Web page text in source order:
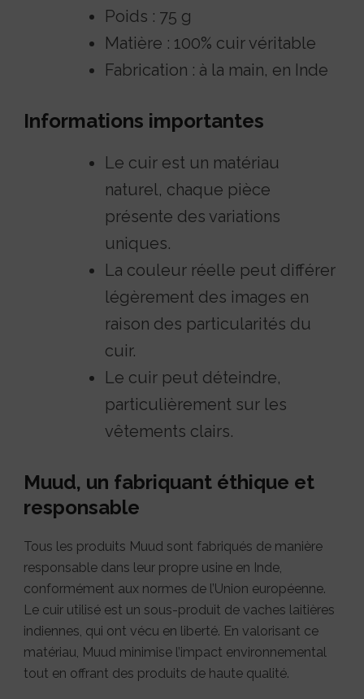
Poids : 75 g
Matière : 100% cuir véritable
Fabrication : à la main, en Inde
Informations importantes
Le cuir est un matériau
naturel, chaque pièce
présente des variations
uniques.
La couleur réelle peut différer
légèrement des images en
raison des particularités du
cuir.
Le cuir peut déteindre,
particulièrement sur les
vêtements clairs.
Muud, un fabriquant éthique et
responsable
Tous les produits Muud sont fabriqués de manière
responsable dans leur propre usine en Inde,
conformément aux normes de l’Union européenne.
Le cuir utilisé est un sous-produit de vaches laitières
indiennes, qui ont vécu en liberté. En valorisant ce
matériau, Muud minimise l’impact environnemental
tout en offrant des produits de haute qualité.